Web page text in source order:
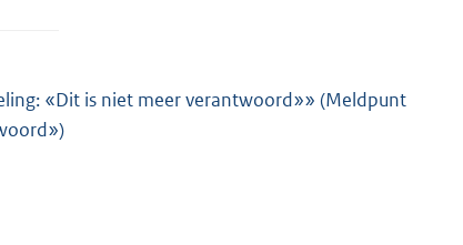
«Dit is niet meer verantwoord»» (Meldpunt